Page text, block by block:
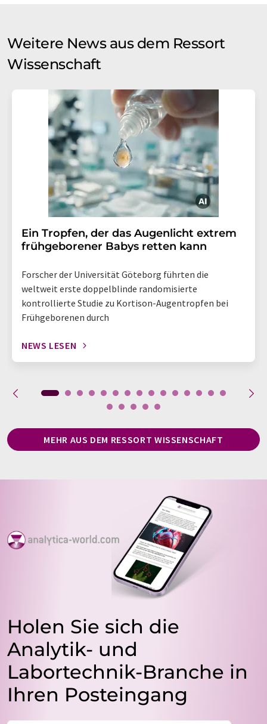
Weitere News aus dem Ressort
Wissenschaft
Ein Tropfen, der das Augenlicht extrem
frühgeborener Babys retten kann
Forscher der Universität Göteborg führten die
weltweit erste doppelblinde randomisierte
kontrollierte Studie zu Kortison-Augentropfen bei
Frühgeborenen durch
NEWS LESEN
MEHR AUS DEM RESSORT WISSENSCHAFT
Holen Sie sich die
Analytik- und
Labortechnik-Branche in
Ihren Posteingang